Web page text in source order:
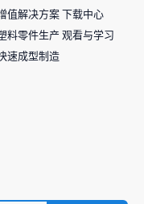
值解决方案
料零件生产
速成型制造
下载中心
观看与学习